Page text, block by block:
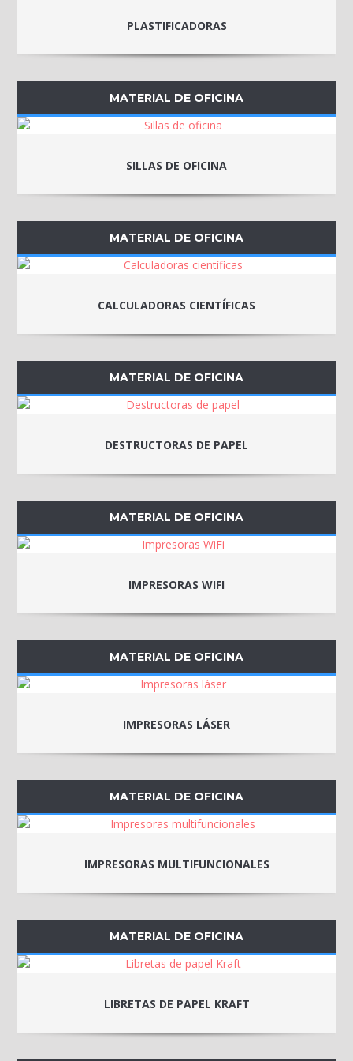
PLASTIFICADORAS
MATERIAL DE OFICINA
SILLAS DE OFICINA
MATERIAL DE OFICINA
CALCULADORAS CIENTÍFICAS
MATERIAL DE OFICINA
DESTRUCTORAS DE PAPEL
MATERIAL DE OFICINA
IMPRESORAS WIFI
MATERIAL DE OFICINA
IMPRESORAS LÁSER
MATERIAL DE OFICINA
IMPRESORAS MULTIFUNCIONALES
MATERIAL DE OFICINA
LIBRETAS DE PAPEL KRAFT